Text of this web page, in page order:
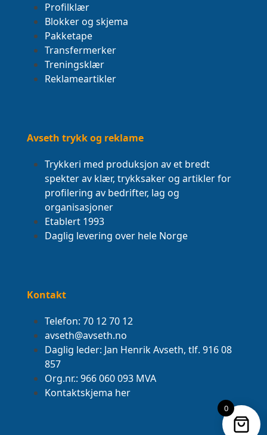
Profilklær
Blokker og skjema
Pakketape
Transfermerker
Treningsklær
Reklameartikler
Avseth trykk og reklame
Trykkeri med produksjon av et bredt
spekter av klær, trykksaker og artikler for
profilering av bedrifter, lag og
organisasjoner
Etablert 1993
Daglig levering over hele Norge
Kontakt
Telefon: 70 12 70 12
avseth@avseth.no
Daglig leder: Jan Henrik Avseth, tlf. 916 08
857
Org.nr.: 966 060 093 MVA
Kontaktskjema her
0